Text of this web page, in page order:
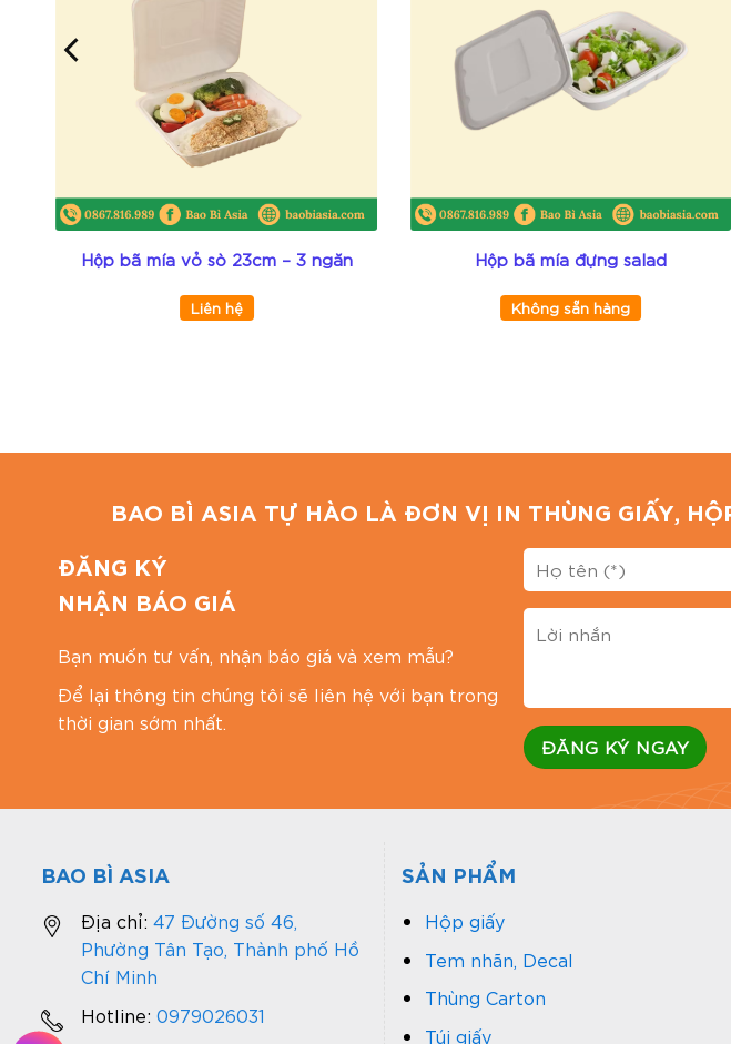
Sản xuất trực tiếp, không qua trung gian → Giá cạnh tranh nhất thị
Hỗ trợ in ấn thương hiệu với mọi đơn hàng.
Giao hàng toàn quốc, miễn phí nội thành HCM với đơn giá trị lớn.
Tư vấn mẫu mã miễn phí, cam kết đúng chất lượng, đúng tiến độ.
Giải pháp đóng gói tại BAO BÌ ASIA
Bao Bì Asia tự hào là đơn vị in ấn trên mọi chất liệu, uy tín, chuyên nghiệp,
Chúng tôi cung cấp dịch vụ: in hộp giấy carton, in thùng carton,.. theo yêu cầu.
Địa chỉ: 766/18 Lạc Long Quân, Phường 9, Tân Bình, TP.HCM
Hộp bã mía vỏ sò 23cm – 3 ngăn
Liên hệ
Hộp bã mía đựng salad
Không sẵn hàng
BAO BÌ ASIA TỰ HÀO LÀ ĐƠN VỊ IN THÙNG GIẤY,
ĐĂNG KÝ
NHẬN BÁO GIÁ
Bạn muốn tư vấn, nhận báo giá và xem mẫu?
Để lại thông tin chúng tôi sẽ liên hệ với bạn trong
thời gian sớm nhất.
BAO BÌ ASIA
Địa chỉ: 47 Đường số 46,
Phường Tân Tạo, Thành phố Hồ
Chí Minh
Hotline: 0979026031
SẢN PHẨM
Hộp giấy
Tem nhãn, Decal
Thùng Carton
Túi giấy